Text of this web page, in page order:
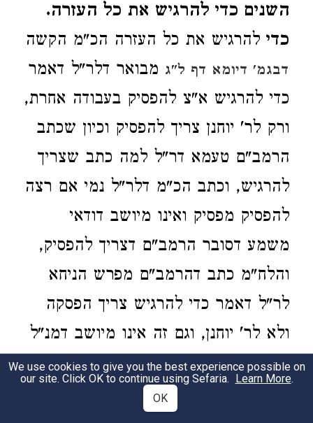
השנים כדי להרגיש את כל העזרה.
כדי להרגיש את כל העזרה הכ"מ הקשה
דבגמ' דיומא דף ל"ג מבואר דלר"ל דאמר
כדי להרגיש א"צ להפסיק בעבודה אחרת,
ורק לר' יוחנן צריך להפסיק וכיון שכתב
הרמב"ם טעמא דר"ל למה כתב שצריך
להרגיש, וכתב הכ"מ דלר"ל נמי אם רצה
להפסיק מפסיק ואינו מיושב דודאי
משמע דסובר הרמב"ם דצריך להפסיק,
והלח"מ כתב דהרמב"ם מפרש הניחא
לר"ל דאמר כדי להרגיש צריך הפסקה
ולא לר' יוחנן, וגם זה אינו מיושב דמנ"ל
דבטעם כדי להרגיש יותר צריך להפסקה
בעבודה. הא עיקר כדי להרגיש הוא
We use cookies to give you the best experience possible on
our site. Click OK to continue using Sefaria. Learn More.
OK